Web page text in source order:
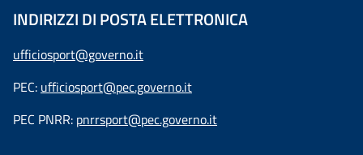
INDIRIZZI DI POSTA ELETTRONICA
ufficiosport@governo.it
PEC: ufficiosport@pec.governo.it
PEC PNRR: pnrrsport@pec.governo.it